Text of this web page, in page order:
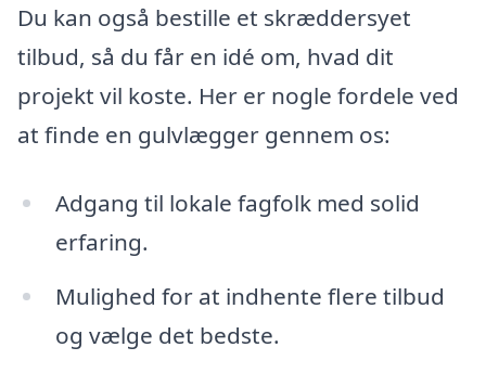
Du kan også bestille et skræddersyet
tilbud, så du får en idé om, hvad dit
projekt vil koste. Her er nogle fordele ved
at finde en gulvlægger gennem os:
Adgang til lokale fagfolk med solid
erfaring.
Mulighed for at indhente flere tilbud
og vælge det bedste.